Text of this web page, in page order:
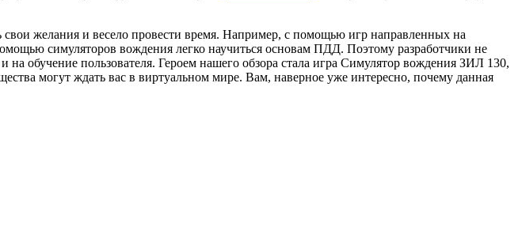
желания и весело провести время. Например, с помощью игр направленных на
симуляторов вождения легко научиться основам ПДД. Поэтому разработчики не
обучение пользователя. Героем нашего обзора стала игра Симулятор вождения ЗИЛ 130,
могут ждать вас в виртуальном мире. Вам, наверное уже интересно, почему данная